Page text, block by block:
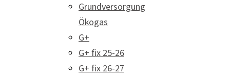
Grundversorgung
Ökogas
G+
G+ fix 25-26
G+ fix 26-27